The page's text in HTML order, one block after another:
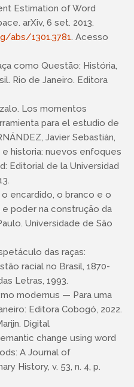
Estimation of Word
arXiv, 6 set. 2013.
abs/1301.3781. Acesso
como Questão: História,
Rio de Janeiro. Editora
Los momentos
para el estudio de
Javier Sebastián,
historia: nuevos enfoques
Editorial de la Universidad
o encardido, o branco e o
e poder na construção da
Universidade de São
das raças:
racial no Brasil, 1870-
Letras, 1993.
modernus — Para uma
Editora Cobogó, 2022.
Digital
change using word
A Journal of
History, v. 53, n. 4, p.